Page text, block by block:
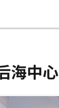
海中心